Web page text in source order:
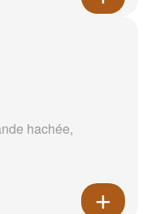
hachée,